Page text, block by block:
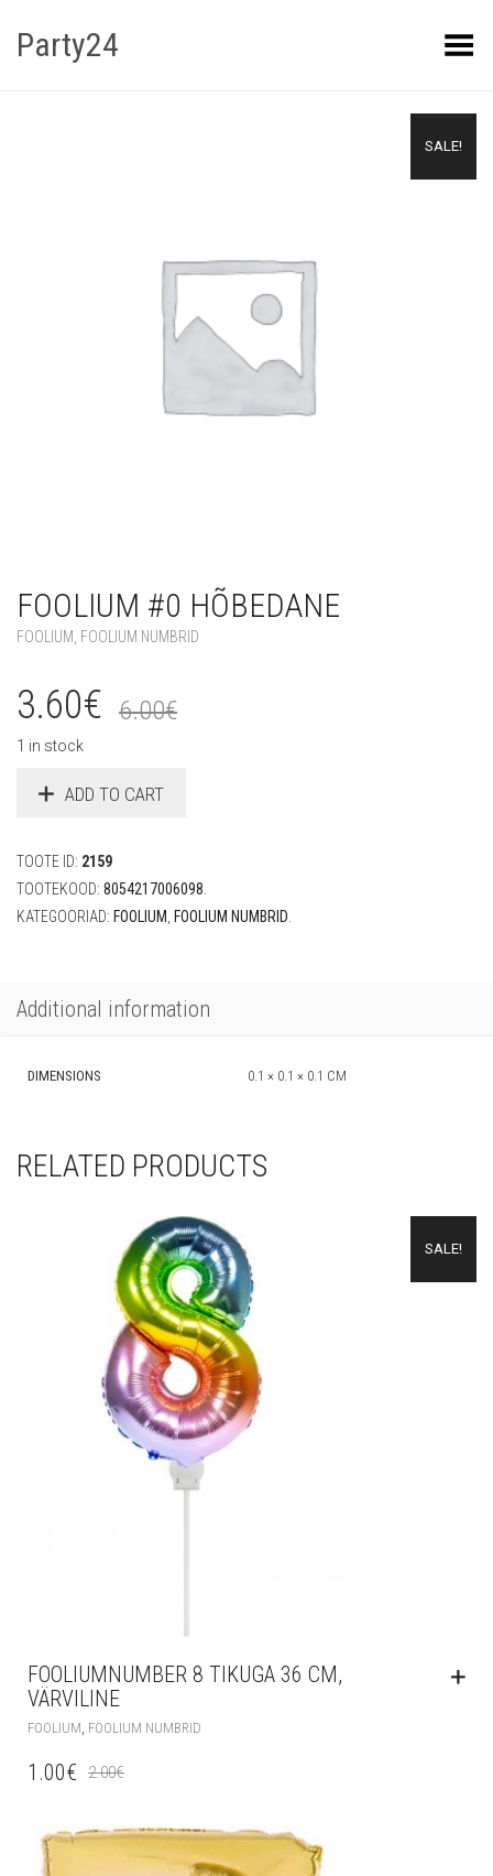
Party24 Kuva menüü
SALE!
FOOLIUM #0 HÕBEDANE
FOOLIUM FOOLIUM NUMBRID
6.00€
3.60€
1 in stock
ADD TO CART
TOOTE ID: 2159
TOOTEKOOD: 8054217006098
KATEGOORIAD: FOOLIUM FOOLIUM NUMBRID
Additional information
DIMENSIONS 0.1 × 0.1 × 0.1 CM
RELATED PRODUCTS
SALE!
FOOLIUMNUMBER 8 TIKUGA 36 CM,
VÄRVILINE
FOOLIUM FOOLIUM NUMBRID
2.00€
1.00€